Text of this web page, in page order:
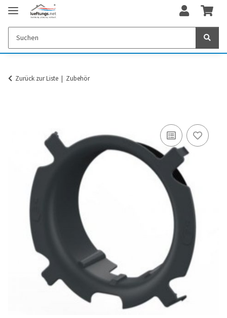
Zurück zur Liste Zubehör